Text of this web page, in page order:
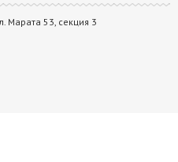
Марата 53, секция 3